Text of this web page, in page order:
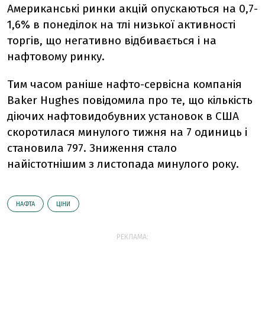
Американські ринки акцій опускаються на 0,7-
1,6% в понеділок на тлі низької активності
торгів, що негативно відбивається і на
нафтовому ринку.
Тим часом раніше нафто-сервісна компанія
Baker Hughes повідомила про те, що кількість
діючих нафтовидобувних установок в США
скоротилася минулого тижня на 7 одиниць і
становила 797. Зниження стало
найістотнішим з листопада минулого року.
НАФТА ЦІНИ
РЕКЛАМА: